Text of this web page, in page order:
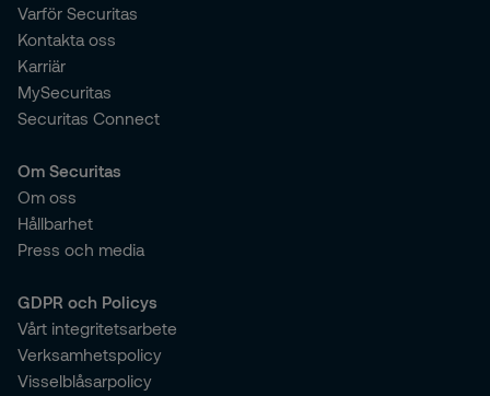
Varför Securitas
Kontakta oss
Karriär
MySecuritas
Securitas Connect
Om Securitas
Om oss
Hållbarhet
Press och media
GDPR och Policys
Vårt integritetsarbete
Verksamhetspolicy
Visselblåsarpolicy